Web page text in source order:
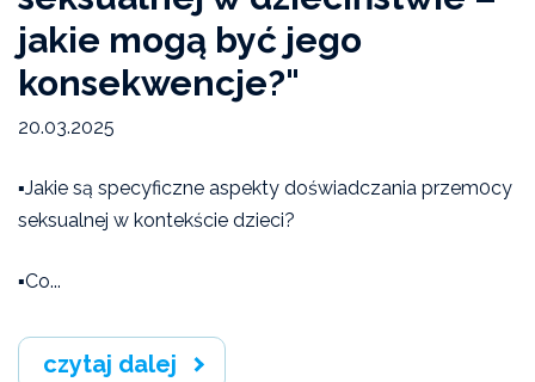
jakie mogą być jego
konsekwencje?"
20.03.2025
▪️Jakie są specyficzne aspekty doświadczania przem0cy
seksualnej w kontekście dzieci?
▪️Co...
czytaj dalej